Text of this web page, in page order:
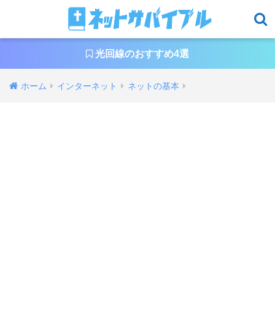
光回線のおすすめ4選
ホーム インターネット ネットの基本